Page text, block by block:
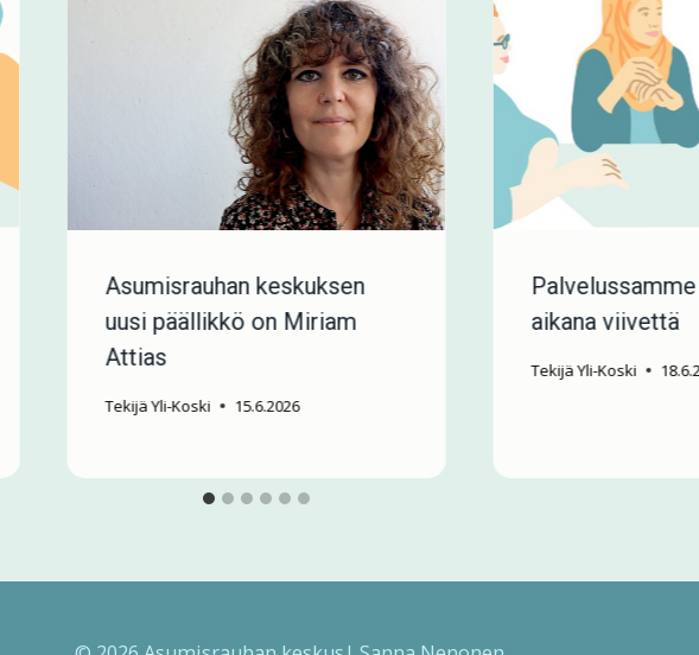
Asumisrauhan keskuksen
uusi päällikkö on Miriam
Attias
Tekijä Yli-Koski 15.6.2026
aikana viivettä
Tekijä Yli-Koski